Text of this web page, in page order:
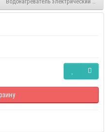
W100VH10
Водонагреватель электрический De